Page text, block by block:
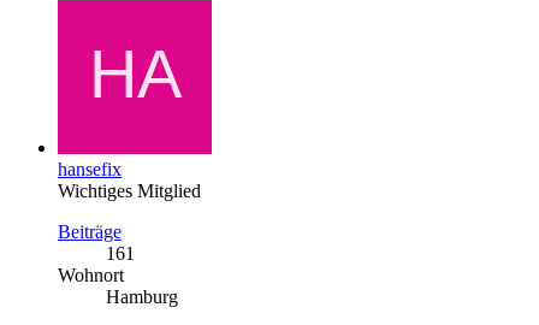
hansefix
Wichtiges Mitglied
Beiträge
161
Wohnort
Hamburg